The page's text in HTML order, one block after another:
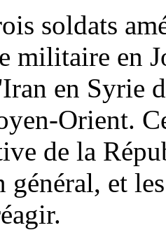
soldats
militaire en
en Syrie
Orient.
de la
général, et